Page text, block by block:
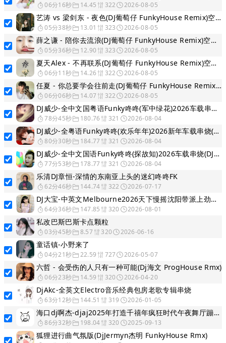
06分16秒 14.45 322 2026-08-05
艺涛 vs 梁剑东 - 夜色(DJ葡萄仔 FunkyHouse Remix)空灵鼓
05分38秒 13.01 323 2026-08-05
薛之谦 - 陪你去流浪(DJ葡萄仔 FunkyHouse Remix)空灵鼓
05分36秒 12.90 323 2026-08-05
夏天Alex - 不再联系(DJ葡萄仔 FunkyHouse Remix)空灵鼓
06分11秒 14.26 322 2026-08-05
任夏 - 你总要学会往前走(DJ葡萄仔 FunkyHouse Remix)空灵鼓
06分06秒 14.07 322 2026-08-05
DJ威少-全中文国粤语Funky咚咚(军中绿花)2026车载串烧(DJ威少 FunkyHouse 2026 Rmx Ｖ１０ )
78分45秒 180.76 321 2026-08-04
DJ威少-全粤语Funky咚咚(欢乐年年)2026新年车载串烧(DJ威少 FunkyHouse 2026 Rmx Ｖ６ )
80分30秒 184.77 321 2026-08-04
DJ威少-全中文国语Funky咚咚(探故知)2026车载串烧(DJ威少 FunkyHouse 2026 Rmx V２)
77分53秒 178.77 321 2026-08-04
乐清DJ章恒-深情的东南亚上头的迷幻咚咚FK
62分46秒 144.74 322 2026-07-17
DJ大宝-中英文Melbourne2026天下慢摇沈阳带派上劲风暴MUSIC慢摇大碟
64分36秒 147.85 320 2026-08-01
私改巴斯巴斯卡点颗粒
03分45秒 8.57 320 2026-06-16
童话镇-小野来了
04分21秒 22.59 727 2026-05-07
六哲 - 会受伤的人只有一种可能(Dj海文 ProgHouse Rmx)
06分23秒 14.59 320 2026-04-20
DjAkc-全英文Electro音乐经典包房老歌专辑串烧
63分12秒 144.51 319 2026-01-05
海口dj啊杰-djaj2025年打造千禧年疯狂时代午夜舞厅蹦迪摇头德国劲爆DISCO串烧
86分32秒 198.04 320 2025-09-13
狐狸进行曲气氛版(DjJermyn杰明 FunkyHouse Rmx)